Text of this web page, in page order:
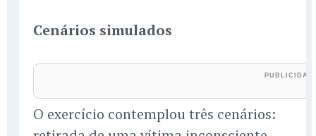
Cenários simulados
O exercício contemplou três cenários: